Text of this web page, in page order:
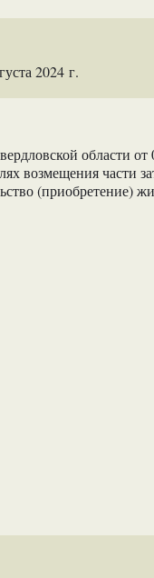
2024 г.
области
возмещения части
(приобретение)